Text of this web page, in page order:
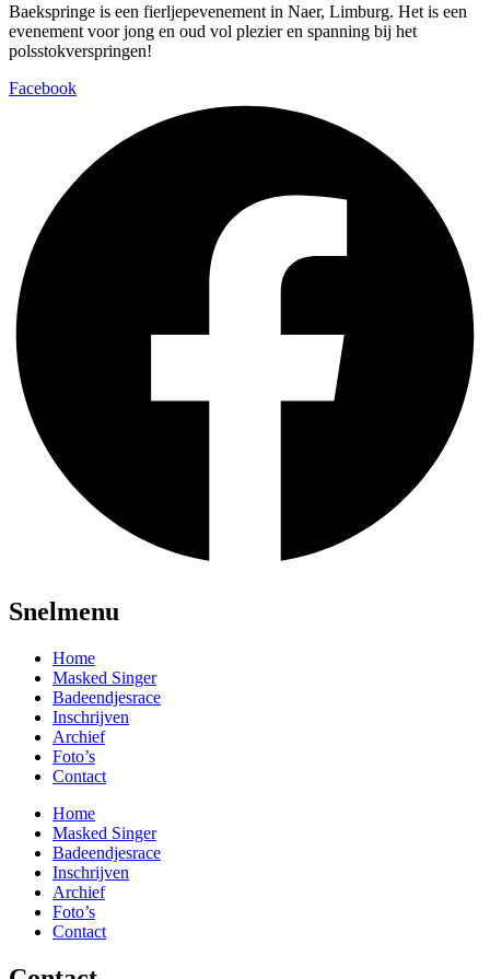
Baekspringe is een fierljepevenement in Naer, Limburg. Het is een
evenement voor jong en oud vol plezier en spanning bij het
polsstokverspringen!
Facebook
Snelmenu
Home
Masked Singer
Badeendjesrace
Inschrijven
Archief
Foto’s
Contact
Home
Masked Singer
Badeendjesrace
Inschrijven
Archief
Foto’s
Contact